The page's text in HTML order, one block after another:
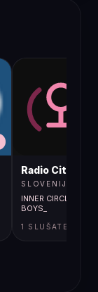
Radio City
SLOVENIJA
INNER CIRCLE / BAD
BOYS_
1 SLUŠATELJA